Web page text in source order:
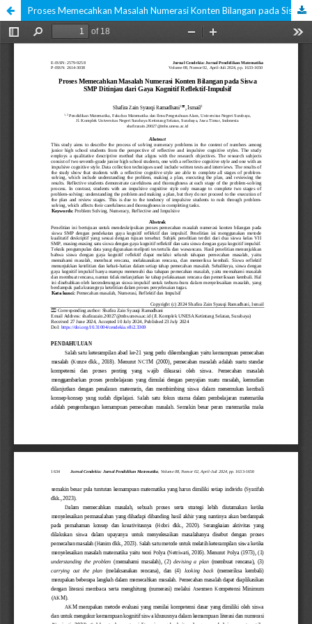
Proses Memecahkan Masalah Numerasi Konten Bilangan pada Siswa SMP Ditinjau dari Gaya Kognitif Reflektif-Impulsif